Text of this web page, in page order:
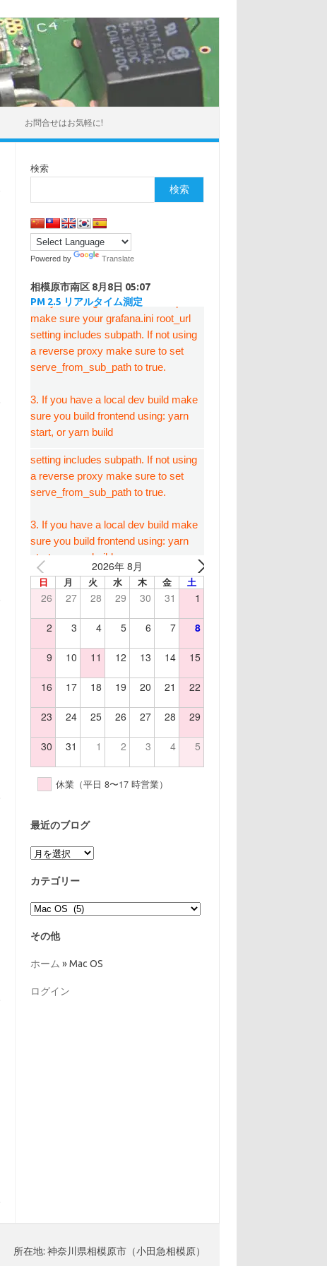
お問合せはお気軽に!
検索
検索
Powered by Translate
相模原市南区 8月8日 05:07
PM 2.5 リアルタイム測定
2026年 8月
日 月 火 水 木 金 土
26 27 28 29 30 31 1
2 3 4 5 6 7 8
9 10 11 12 13 14 15
16 17 18 19 20 21 22
23 24 25 26 27 28 29
30 31 1 2 3 4 5
休業（平日 8〜17 時営業）
最近のブログ
ア
カ
ブ
カテゴリー
カ
ゴ
ー
その他
ホーム »Mac OS
ログイン
所在地: 神奈川県相模原市（小田急相模原）